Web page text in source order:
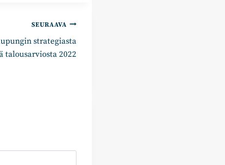
SEURAAVA
strategiasta
talousarviosta 2022